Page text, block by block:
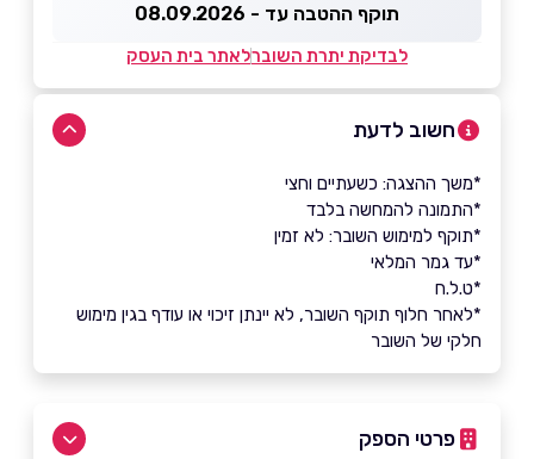
תוקף ההטבה עד - 08.09.2026
לבדיקת יתרת השוברלאתר בית העסק
חשוב לדעת
*משך ההצגה: כשעתיים וחצי
*התמונה להמחשה בלבד
*תוקף למימוש השובר: לא זמין
*עד גמר המלאי
*ט.ל.ח
*לאחר חלוף תוקף השובר, לא יינתן זיכוי או עודף בגין מימוש
חלקי של השובר
פרטי הספק